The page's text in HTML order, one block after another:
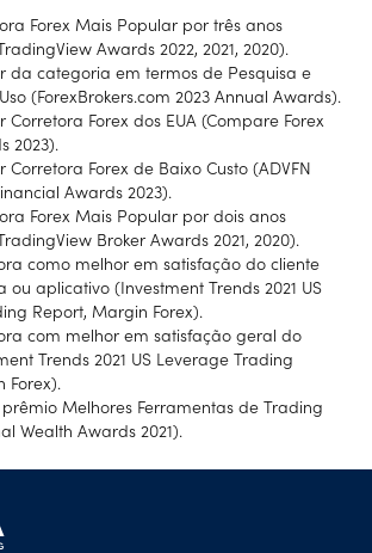
Forex Mais Popular por três anos
Awards 2022, 2021, 2020).
da categoria em termos de Pesquisa e
(ForexBrokers.com 2023 Annual Awards).
Corretora Forex dos EUA (Compare Forex
2023).
Corretora Forex de Baixo Custo (ADVFN
Awards 2023).
Forex Mais Popular por dois anos
Broker Awards 2021, 2020).
como melhor em satisfação do cliente
aplicativo (Investment Trends 2021 US
Report, Margin Forex).
com melhor em satisfação geral do
Trends 2021 US Leverage Trading
Forex).
Melhores Ferramentas de Trading
Wealth Awards 2021).